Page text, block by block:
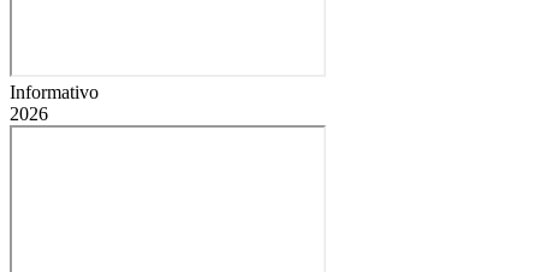
Informativo
2026